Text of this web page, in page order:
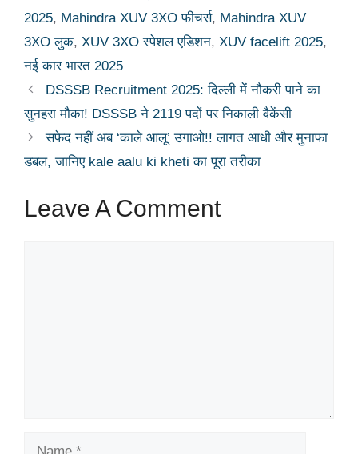
2025, Mahindra XUV 3XO फीचर्स, Mahindra XUV
3XO लुक, XUV 3XO स्पेशल एडिशन, XUV facelift 2025,
नई कार भारत 2025
DSSSB Recruitment 2025: दिल्ली में नौकरी पाने का
सुनहरा मौका! DSSSB ने 2119 पदों पर निकाली वैकेंसी
सफेद नहीं अब ‘काले आलू’ उगाओ!! लागत आधी और मुनाफा
डबल, जानिए kale aalu ki kheti का पूरा तरीका
Leave A Comment